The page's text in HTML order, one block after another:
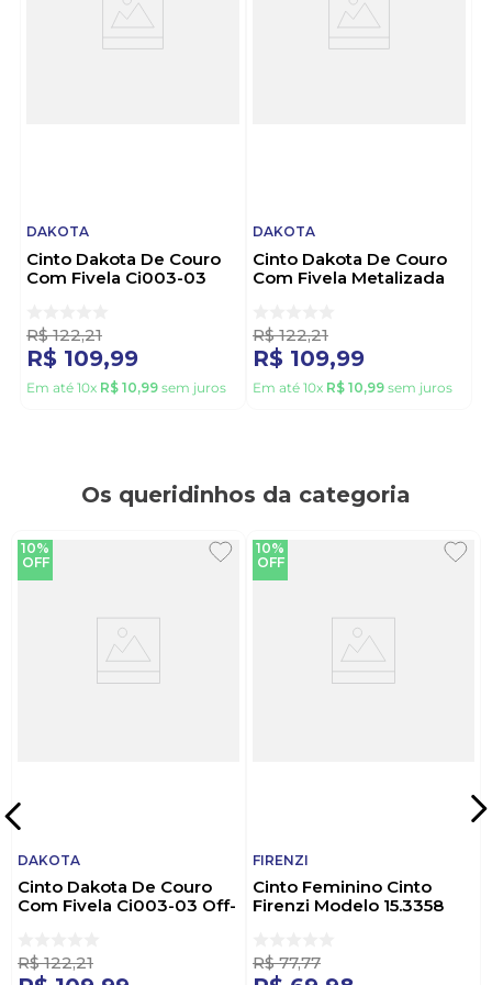
design moderno e durabilidade, ela garante estilo
aliado à praticidade no dia a dia. Escolha Dakota
para investir em peças que valorizam sua
DAKOTA
Cinto Dakota De Couro
Com Fivela Ci003-03
R$ 122,21
R$ 109,99
Em até 10x R$ 10,99 sem juros
DAKOTA
Cinto Dakota De Couro
Com Fivela Metalizada
R$ 122,21
R$ 109,99
Em até 10x R$ 10,99 sem juros
Os queridinhos da categoria
10%
OFF
DAKOTA
Cinto Dakota De Couro
Com Fivela Ci003-03 Off-
R$ 122,21
10%
OFF
FIRENZI
Cinto Feminino Cinto
Firenzi Modelo 15.3358
R$ 77,77